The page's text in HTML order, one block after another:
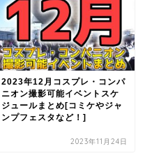
2023年12月コスプレ・コンパ
ニオン撮影可能イベントスケ
ジュールまとめ[コミケやジャ
ンプフェスタなど！]
2023年11月24日